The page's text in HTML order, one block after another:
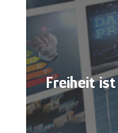
Freiheit